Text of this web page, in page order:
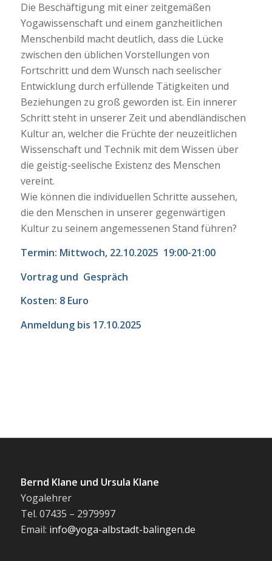
Die Beschäftigung mit einer zeitgemäßen
Yogawissenschaft und einem ganzheitlichen
Menschenbild macht deutlich, dass die Lücke
zwischen den üblichen Vorstellungen von
Fortschritt und dem Wunsch nach seelischer
Entwicklung durch erfüllende Tätigkeiten und
Beziehungen zu groß geworden ist. Ein innerer
Schritt steht in unserer Zeit und abendländischen
Kultur an, welcher die Früchte der neuzeitlichen
Wissenschaft und Technik mit dem Wissen über
die geistig-seelische Existenz des Menschen
vereint.
Wie können die individuellen Schritte aussehen,
die den Menschen in unserer gegenwärtigen
Kultur zu seinem angemessenen Stand führen?
Termin: Mittwoch, 22.10.2025 19:00-21:00
Vortrag und Gespräch
Kosten: 8 Euro
Anmeldung bis 17.10.2025
Bernd Klane und Ursula Klane
Yogalehrer
Tel. 07435 – 2979997
Email: info@yoga-albstadt-balingen.de